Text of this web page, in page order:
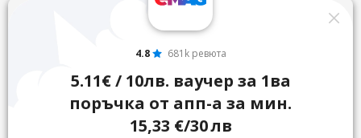
4.8 681k ревюта
5.11€ / 10лв. ваучер за 1ва
поръчка от апп-а за мин.
15,33 €/30 лв